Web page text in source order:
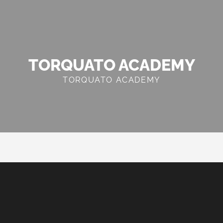
TORQUATO ACADEMY
TORQUATO ACADEMY